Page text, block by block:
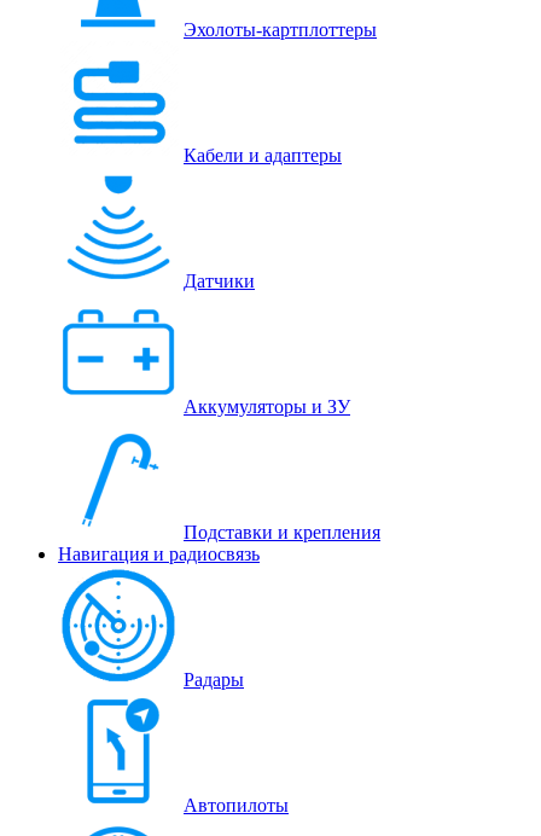
Эхолоты-картплоттеры
Кабели и адаптеры
Датчики
Аккумуляторы и ЗУ
Подставки и крепления
Навигация и радиосвязь
Радары
Автопилоты